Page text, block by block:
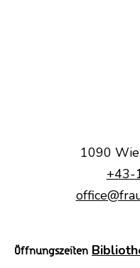
1090
+43-
Öffnungszeiten